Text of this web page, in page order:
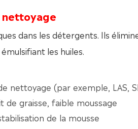
nettoyage
dans les détergents. Ils
les huiles.
nettoyage (par exemple, LAS,
graisse, faible moussage
de la mousse